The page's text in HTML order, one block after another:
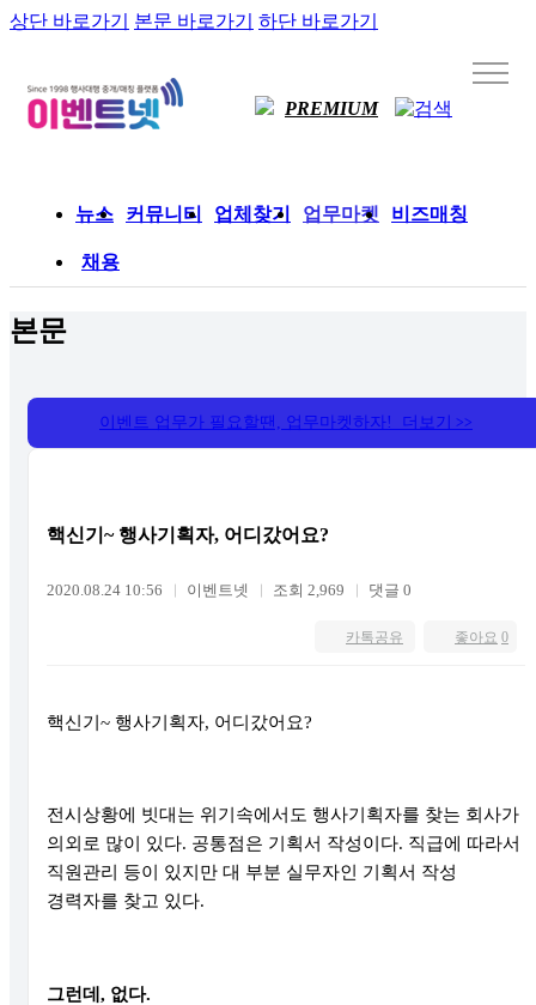
상단 바로가기 본문 바로가기 하단 바로가기
PREMIUM
뉴스 커뮤니티 업체찾기 업무마켓 비즈매칭
채용
본문
이벤트 업무가 필요할땐, 업무마켓하자! 더보기 >>
핵신기~ 행사기획자, 어디갔어요?
2020.08.24 10:56 이벤트넷 조회 2,969 댓글 0
좋아요 0
카톡공유
핵신기 ~ 행사기획자, 어디갔어요?
전시상황에 빗대는 위기속에서도 행사기획자를 찾는 회사가
의외로 많이 있다. 공통점은 기획서 작성이다. 직급에 따라서
직원관리 등이 있지만 대 부분 실무자인 기획서 작성
경력자를 찾고 있다.
그런데, 없다.